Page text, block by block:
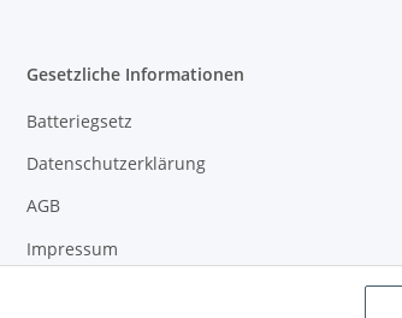
Gesetzliche Informationen
Batteriegsetz
Datenschutzerklärung
AGB
Impressum